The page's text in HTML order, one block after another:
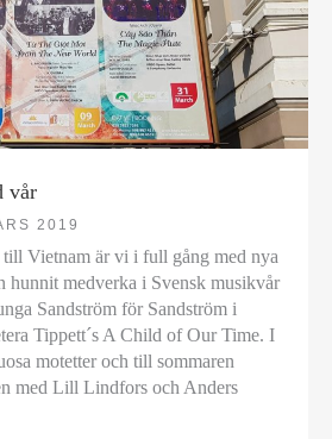
vår
2019
Vietnam är vi i full gång med nya
hunnit medverka i Svensk musikvår
Sandström för Sandström i
Tippett´s A Child of Our Time. I
motetter och till sommaren
med Lill Lindfors och Anders